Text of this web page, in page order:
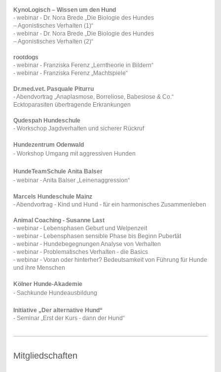
KynoLogisch – Wissen um den Hund
- webinar - Dr. Nora Brede „Die Biologie des Hundes
– Agonistisches Verhalten (1)“
- webinar - Dr. Nora Brede „Die Biologie des Hundes
– Agonistisches Verhalten (2)“
rootdogs
- webinar - Franziska Ferenz „Lerntheorie in Bildern“
- webinar - Franziska Ferenz „Machtspiele“
Dr.med.vet. Pasquale Piturru
- Abendvortrag „Anaplasmose, Borreliose, Babesiose & Co.“
Ecktoparasiten übertragende Erkrankungen
Qudespah Hundeschule
- Workschop Jagdverhalten und sicherer Rückruf
Hundezentrum Odenwald
- Workshop Umgang mit aggressiven Hunden
HundeTeamSchule Anita Balser
- webinar - Anita Balser „Leinenaggression“
Marcels Hundeschule Mainz
- Abendvortrag - Kind und Hund - für ein harmonisches Zusammenleben
Animal Coaching - Susanne Last
- webinar - Lebensphasen Geburt und Welpenzeit
- webinar - Lebensphasen sensible Phase bis Beginn Pubertät
- webinar - Hundebegegnungen Analyse von Verhalten
- webinar - Problematisches Verhalten - die Basics
- webinar - Voran oder hinterher? Bedeutsamkeit von Führung für Hunde
und ihre Menschen
Kölner Hunde-Akademie
- Sachkunde Hundeausbildung
Initiative „Der alternative Hund“
- Seminar „Erst der Kurs - dann der Hund“
Mitgliedschaften